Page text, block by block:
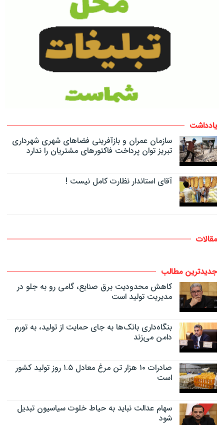
یادداشت
سازمان عمران و بازآفرینی فضاهای شهری شهرداری
تبریز توان پرداخت فاکتورهای مشتریان را ندارد
آقای استاندار نظارت کامل نیست !
مقالات
جدیدترین مطالب
کاهش محدودیت برق صنایع، گامی رو به جلو در
مدیریت تولید است
بنگاه‌داری بانک‌ها به جای حمایت از تولید، به تورم
دامن می‌زند
صادرات ۱۰ هزار تن مرغ معادل ۱.۵ روز تولید کشور
است
سهام عدالت نباید به حیاط خلوت سیاسیون تبدیل
شود